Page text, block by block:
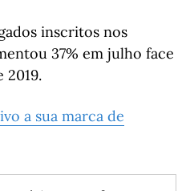
inscritos nos
37% em julho face
a sua marca de